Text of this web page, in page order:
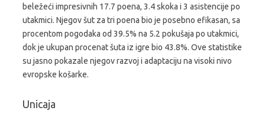
beležeći impresivnih 17.7 poena, 3.4 skoka i 3 asistencije po
utakmici. Njegov šut za tri poena bio je posebno efikasan, sa
procentom pogodaka od 39.5% na 5.2 pokušaja po utakmici,
dok je ukupan procenat šuta iz igre bio 43.8%. Ove statistike
su jasno pokazale njegov razvoj i adaptaciju na visoki nivo
evropske košarke.
Unicaja